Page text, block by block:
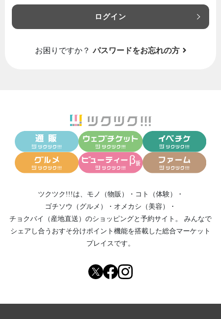
ログイン
お困りですか？ パスワードをお忘れの方
ツクツク!!!は、 モノ（物販） ・ コト（体験）
・
ゴチソウ（グルメ）
・ オメカシ（美容）
・
チョクバイ（産地直送） のショッピングと予約サイト。
みんなで
シェアし合う おすそ分けポイント機能を搭載した総合マーケット
プレイスです。